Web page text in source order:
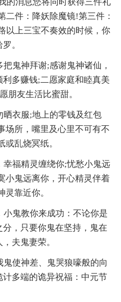
二件：降妖除魔镜!第三件：
以上三宝不奏效的时候，你
。
鬼神拜谢;感谢鬼神诸仙，
多赚钱;二愿家庭和睦真美
朋友生活比蜜甜。
衣服;地上的零钱及红包
场所，嘴里及心里不可有不
乱烧冥纸。
福精灵缠绕你;忧愁小鬼远
小鬼远离你，开心精灵伴着
靠近你。
鬼教你来成功：不论你是
，只要你鬼在坚持，鬼在
夫鬼妻荣。
使神差、鬼哭狼嚎般的向
多端的诡异祝福：中元节